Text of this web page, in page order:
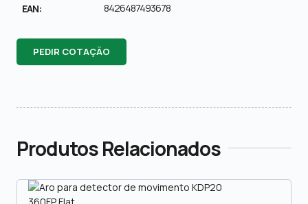
EAN: 8426487493678
PEDIR COTAÇÃO
Produtos Relacionados